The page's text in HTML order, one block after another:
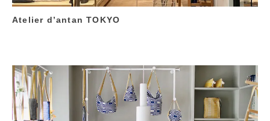
Atelier d’antan TOKYO